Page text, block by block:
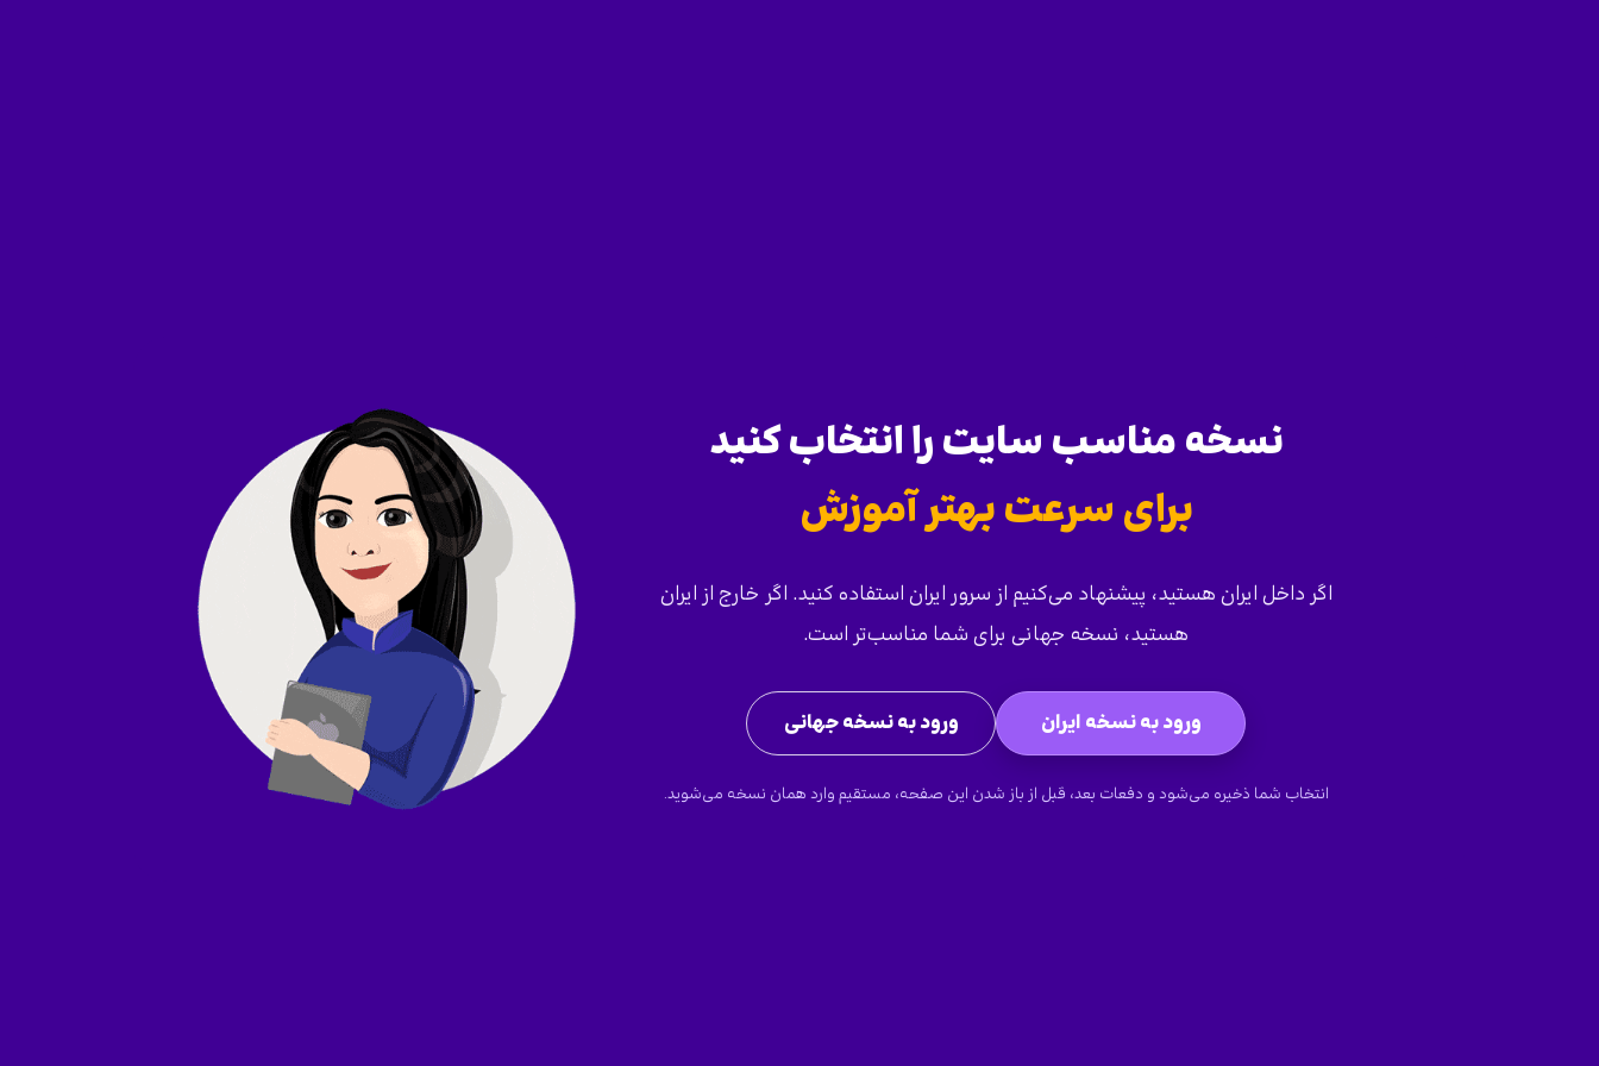
نسخه مناسب سایت را انتخاب کنید
برای سرعت بهتر آموزش
اگر داخل ایران هستید، پیشنهاد می‌کنیم از سرور ایران استفاده کنید. اگر خارج از ایران
هستید، نسخه جهانی برای شما مناسب‌تر است.
ورود به نسخه ایران ورود به نسخه جهانی
انتخاب شما ذخیره می‌شود و دفعات بعد، قبل از باز شدن این صفحه، مستقیم وارد همان نسخه می‌شوید.